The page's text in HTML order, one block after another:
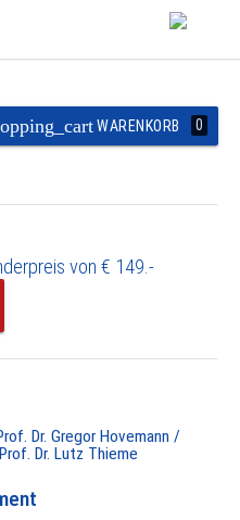
WARENKORB 0
von € 149.-
Dr. Gregor Hovemann /
Dr. Lutz Thieme